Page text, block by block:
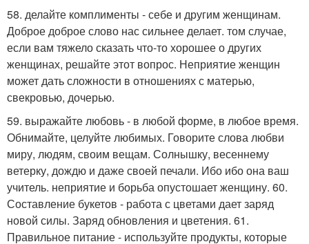
58. делайте комплименты - себе и другим женщинам.
Доброе доброе слово нас сильнее делает. том случае,
если вам тяжело сказать что-то хорошее о других
женщинах, решайте этот вопрос. Неприятие женщин
может дать сложности в отношениях с матерью,
свекровью, дочерью.
59. выражайте любовь - в любой форме, в любое время.
Обнимайте, целуйте любимых. Говорите слова любви
миру, людям, своим вещам. Солнышку, весеннему
ветерку, дождю и даже своей печали. Ибо ибо она ваш
учитель. неприятие и борьба опустошает женщину. 60.
Составление букетов - работа с цветами дает заряд
новой силы. Заряд обновления и цветения. 61.
Правильное питание - используйте продукты, которые